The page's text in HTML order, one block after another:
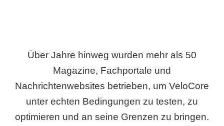
Über Jahre hinweg wurden mehr als 50
Magazine, Fachportale und
Nachrichtenwebsites betrieben, um VeloCore
unter echten Bedingungen zu testen, zu
optimieren und an seine Grenzen zu bringen.